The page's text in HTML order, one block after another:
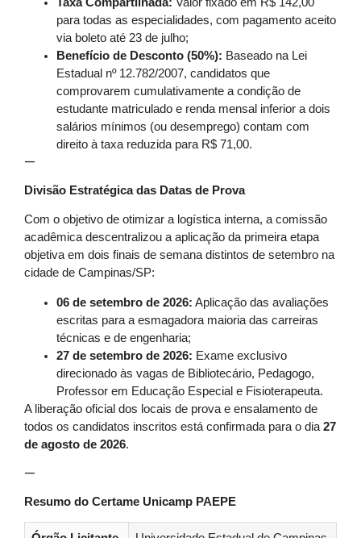
para todas as especialidades, com pagamento aceito
via boleto até 23 de julho;
Benefício de Desconto (50%): Baseado na Lei
Estadual nº 12.782/2007, candidatos que
comprovarem cumulativamente a condição de
estudante matriculado e renda mensal inferior a dois
salários mínimos (ou desemprego) contam com
direito à taxa reduzida para R$ 71,00.
—
Divisão Estratégica das Datas de Prova
Com o objetivo de otimizar a logística interna, a comissão
acadêmica descentralizou a aplicação da primeira etapa
objetiva em dois finais de semana distintos de setembro na
cidade de Campinas/SP:
06 de setembro de 2026: Aplicação das avaliações
escritas para a esmagadora maioria das carreiras
técnicas e de engenharia;
27 de setembro de 2026: Exame exclusivo
direcionado às vagas de Bibliotecário, Pedagogo,
Professor em Educação Especial e Fisioterapeuta.
A liberação oficial dos locais de prova e ensalamento de
todos os candidatos inscritos está confirmada para o dia 27
de agosto de 2026.
—
Resumo do Certame Unicamp PAEPE